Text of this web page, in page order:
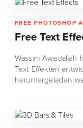
FREE PHOTOSHOP
Free Text
Wassim Awadallah
Text-Effekten
heruntergeladen